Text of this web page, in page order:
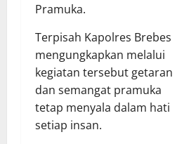
Pramuka.
Terpisah Kapolres Brebes
mengungkapkan melalui
kegiatan tersebut getaran
dan semangat pramuka
tetap menyala dalam hati
setiap insan.